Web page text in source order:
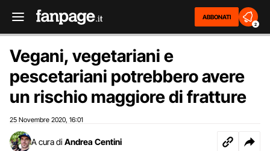
ABBONATI
2
Vegani, vegetariani e
pescetariani potrebbero avere
un rischio maggiore di fratture
25 Novembre 2020 16:01
A cura di Andrea Centini